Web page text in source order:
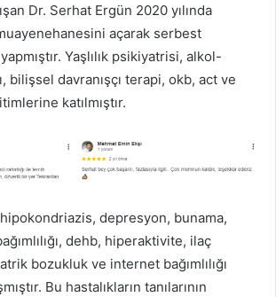
Dr. Serhat Ergün 2020 yılında
açarak serbest
Yaşlılık psikiyatrisi, alkol-
bilişsel davranışçı terapi, okb, act ve
katılmıştır.
depresyon, bunama,
dehb, hiperaktivite, ilaç
bozukluk ve internet bağımlılığı
Bu hastalıkların tanılarının